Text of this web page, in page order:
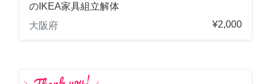
のIKEA家具組立解体
大阪府
¥2,000